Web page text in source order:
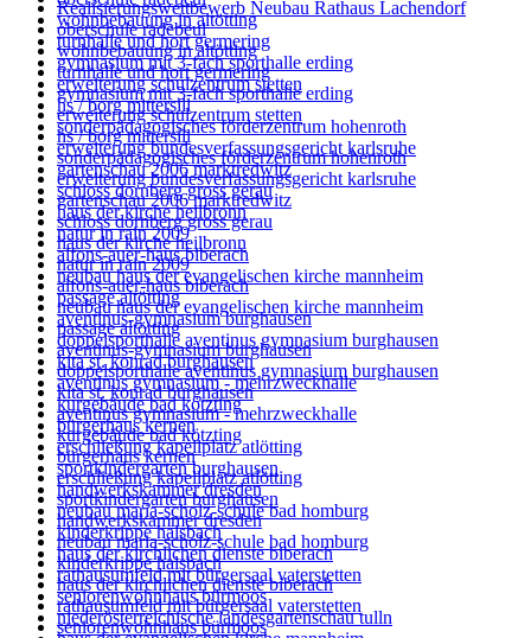
wohnbebauung in altötting
turnhalle und hort germering
gymnasium mit 3-fach sporthalle erding
erweiterung schulzentrum stetten
hs / borg mittersill
sonderpädagogisches förderzentrum hohenroth
erweiterung bundesverfassungsgericht karlsruhe
gartenschau 2006 marktredwitz
schloss dornberg gross gerau
haus der kirche heilbronn
natur in rain 2009
alfons-auer-haus biberach
neubau haus der evangelischen kirche mannheim
passage altötting
aventinus-gymnasium burghausen
doppelsporthalle aventinus gymnasium burghausen
kita st. konrad burghausen
aventinus gymnasium - mehrzweckhalle
kurgebäude bad kötzting
bürgerhaus kernen
erschließung kapellplatz atlötting
sportkindergarten burghausen
handwerkskammer dresden
neubau maria-scholz-schule bad homburg
kinderkrippe halsbach
haus der kirchlichen dienste biberach
rathausumfeld mit bürgersaal vaterstetten
seniorenwohnhaus bürmoos
niederösterreichische landesgartenschau tulln
Realisierungswettbewerb Neubau Rathaus Lachendorf
oberschule radebeul
wohnbebauung in altötting
turnhalle und hort germering
gymnasium mit 3-fach sporthalle erding
erweiterung schulzentrum stetten
hs / borg mittersill
sonderpädagogisches förderzentrum hohenroth
erweiterung bundesverfassungsgericht karlsruhe
gartenschau 2006 marktredwitz
schloss dornberg gross gerau
haus der kirche heilbronn
natur in rain 2009
alfons-auer-haus biberach
neubau haus der evangelischen kirche mannheim
passage altötting
aventinus-gymnasium burghausen
doppelsporthalle aventinus gymnasium burghausen
kita st. konrad burghausen
aventinus gymnasium - mehrzweckhalle
kurgebäude bad kötzting
bürgerhaus kernen
erschließung kapellplatz atlötting
sportkindergarten burghausen
handwerkskammer dresden
neubau maria-scholz-schule bad homburg
kinderkrippe halsbach
haus der kirchlichen dienste biberach
rathausumfeld mit bürgersaal vaterstetten
seniorenwohnhaus bürmoos